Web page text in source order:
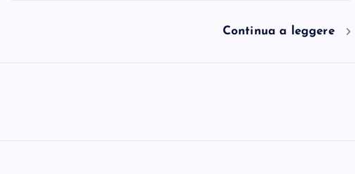
Continua a leggere